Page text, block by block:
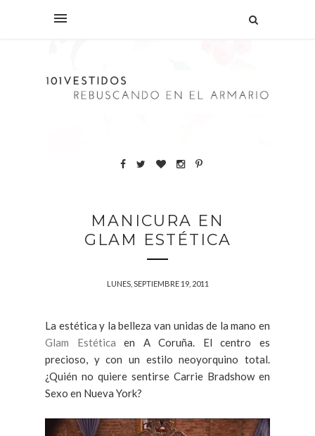
MANICURA EN
GLAM ESTÉTICA
LUNES, SEPTIEMBRE 19, 2011
La estética y la belleza van unidas de la mano en
Glam Estética en A Coruña. El centro es
precioso, y con un estilo neoyorquino total.
¿Quién no quiere sentirse Carrie Bradshow en
Sexo en Nueva York?